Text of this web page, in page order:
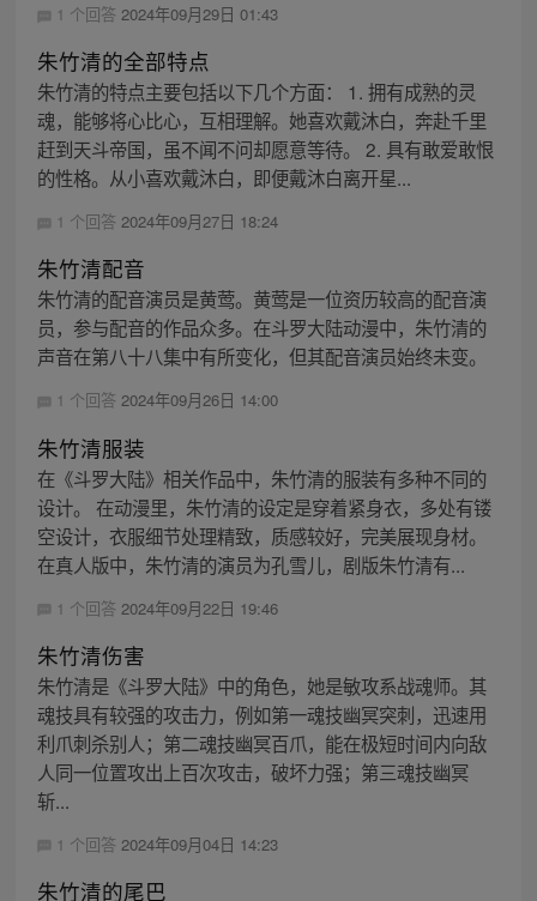
1 个回答 2024年09月29日 01:43
朱竹清的全部特点
朱竹清的特点主要包括以下几个方面： 1. 拥有成熟的灵
魂，能够将心比心，互相理解。她喜欢戴沐白，奔赴千里
赶到天斗帝国，虽不闻不问却愿意等待。 2. 具有敢爱敢恨
的性格。从小喜欢戴沐白，即便戴沐白离开星...
1 个回答 2024年09月27日 18:24
朱竹清配音
朱竹清的配音演员是黄莺。黄莺是一位资历较高的配音演
员，参与配音的作品众多。在斗罗大陆动漫中，朱竹清的
声音在第八十八集中有所变化，但其配音演员始终未变。
1 个回答 2024年09月26日 14:00
朱竹清服装
在《斗罗大陆》相关作品中，朱竹清的服装有多种不同的
设计。 在动漫里，朱竹清的设定是穿着紧身衣，多处有镂
空设计，衣服细节处理精致，质感较好，完美展现身材。
在真人版中，朱竹清的演员为孔雪儿，剧版朱竹清有...
1 个回答 2024年09月22日 19:46
朱竹清伤害
朱竹清是《斗罗大陆》中的角色，她是敏攻系战魂师。其
魂技具有较强的攻击力，例如第一魂技幽冥突刺，迅速用
利爪刺杀别人；第二魂技幽冥百爪，能在极短时间内向敌
人同一位置攻出上百次攻击，破坏力强；第三魂技幽冥
斩...
1 个回答 2024年09月04日 14:23
朱竹清的尾巴